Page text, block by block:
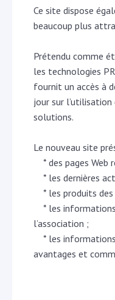
Ce site dispose
beaucoup plus
Prétendu comme
les technologies
fournit un accès à
jour sur l’utilisation
solutions.
Le nouveau site
* des pages Web
* les dernières
* les produits des
* les
l’association ;
* les informations
avantages et